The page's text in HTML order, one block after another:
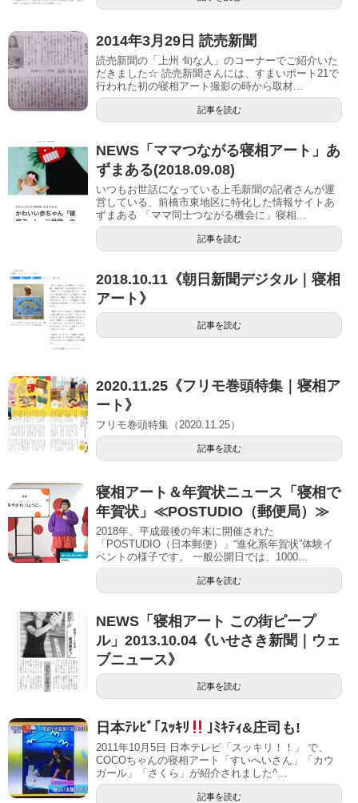
2014年3月29日 読売新聞
読売新聞の「上州 旬な人」のコーナーでご紹介いた
だきました☆ 読売新聞さんには、すまいポート21で
行われた初の寝相アート撮影の時から取材...
記事を読む
NEWS「ママつながる寝相アート」あ
ずまある(2018.09.08)
いつもお世話になっている上毛新聞の記者さんが運
営している、前橋市東地区に特化した情報サイトあ
ずまある 「ママ同士つながる機会に」寝相...
記事を読む
2018.10.11《朝日新聞デジタル｜寝相
アート》
記事を読む
2020.11.25《フリモ巻頭特集｜寝相ア
ート》
フリモ巻頭特集（2020.11.25）
記事を読む
寝相アート＆年賀状ニュース「寝相で
年賀状」≪POSTUDIO（郵便局）≫
2018年、平成最後の年末に開催された
「POSTUDIO（日本郵便）」“進化系年賀状”体験イ
ベントの様子です。 一般公開日では、1000...
記事を読む
NEWS「寝相アート この街ピープ
ル」2013.10.04《いせさき新聞｜ウェ
ブニュース》
記事を読む
日本ﾃﾚﾋﾞ｢ｽｯｷﾘ ｣ﾐｷﾃｨ&庄司も!
2011年10月5日 日本テレビ「スッキリ！！」 で、
COCOちゃんの寝相アート「すいへいさん」「カウ
ガール」「さくら」が紹介されました^...
記事を読む